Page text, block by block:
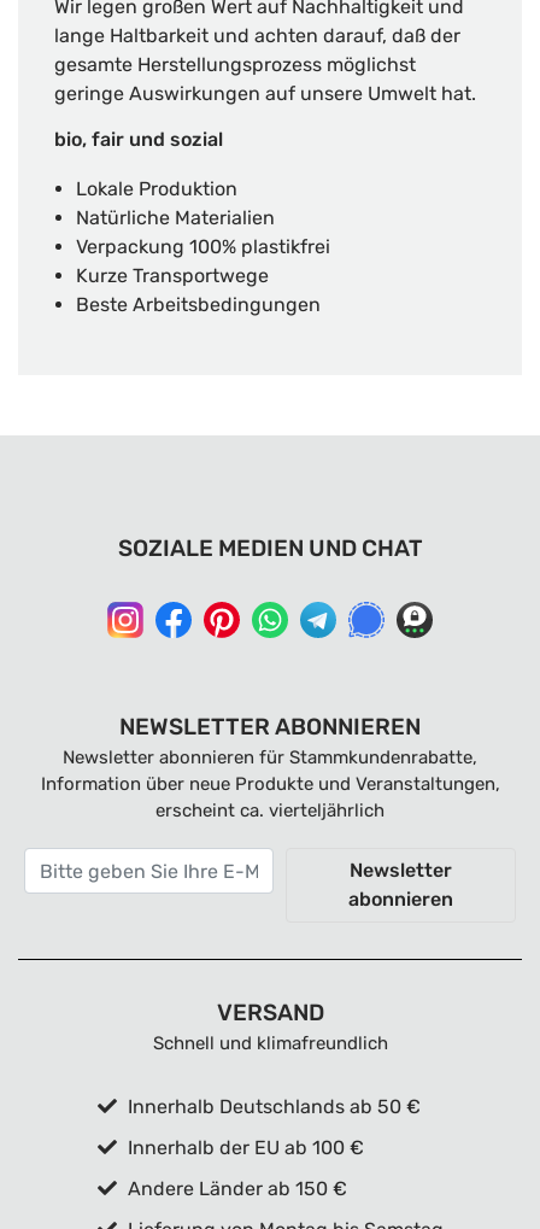
Wir legen großen Wert auf Nachhaltigkeit und
lange Haltbarkeit und achten darauf, daß der
gesamte Herstellungsprozess möglichst
geringe Auswirkungen auf unsere Umwelt hat.
bio, fair und sozial
Lokale Produktion
Natürliche Materialien
Verpackung 100% plastikfrei
Kurze Transportwege
Beste Arbeitsbedingungen
SOZIALE MEDIEN UND CHAT
NEWSLETTER ABONNIEREN
Newsletter abonnieren für Stammkundenrabatte,
Information über neue Produkte und Veranstaltungen,
erscheint ca. vierteljährlich
Newsletter
abonnieren
VERSAND
Schnell und klimafreundlich
Innerhalb Deutschlands ab 50 €
Innerhalb der EU ab 100 €
Andere Länder ab 150 €